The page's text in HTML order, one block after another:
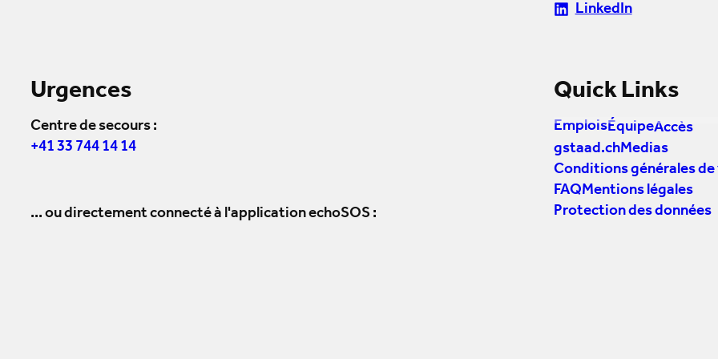
LinkedIn
Urgences
Centre de secours :
+41 33 744 14 14
... ou directement connecté à l'application echoSOS :
Quick Links
EmploisÉquipeAccès
gstaad.chMedias
Conditions générales
FAQMentions légales
Protection des données